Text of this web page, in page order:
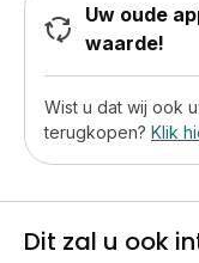
Uw oude
waarde!
Wist u dat wij ook
terugkopen? Klik
Dit zal u ook